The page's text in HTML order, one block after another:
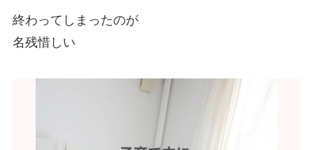
終わってしまったのが
名残惜しい